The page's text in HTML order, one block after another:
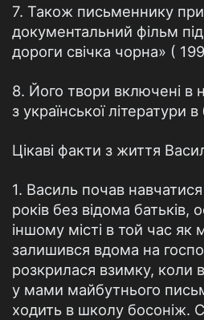
7. Також письменнику
документальний фільм
дороги свічка чорна» (
8. Його твори включені в
з української літератури
Цікаві факти з життя
1. Василь почав
років без відома батьків,
іншому місті в той час як
залишився вдома на
розкрилася взимку, коли
у мами майбутнього
ходить в школу босоніж.